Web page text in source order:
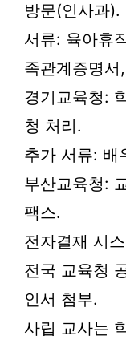
방문(인사과).
서류: 육아휴
족관계증명
경기교육청:
청 처리.
추가 서류: 배
부산교육청:
팩스.
전자결재 시
전국 교육청
인서 첨부.
사립 교사는